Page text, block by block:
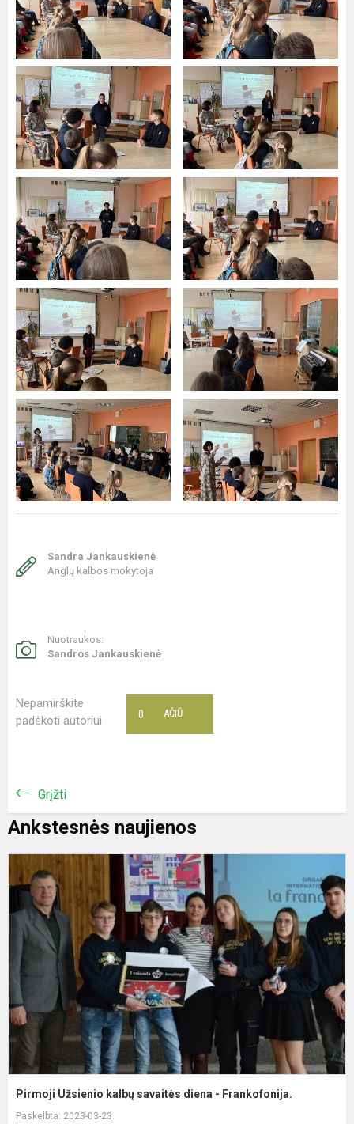
Sandra Jankauskienė
Anglų kalbos mokytoja
Nuotraukos:
Sandros Jankauskienė
Nepamirškite
padėkoti autoriui
AČIŪ
0
Grįžti
Ankstesnės naujienos
Pirmoji Užsienio kalbų savaitės diena - Frankofonija.
Paskelbta: 2023-03-23